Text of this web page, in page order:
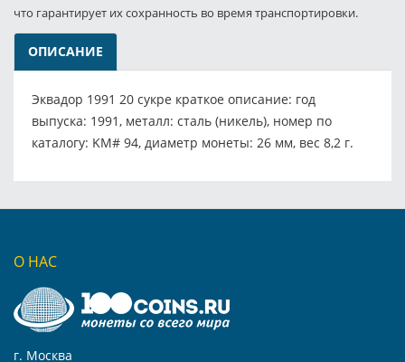
что гарантирует их сохранность во время транспортировки.
ОПИСАНИЕ
Эквадор 1991 20 сукре краткое описание: год
выпуска: 1991, металл: сталь (никель), номер по
каталогу: KM# 94, диаметр монеты: 26 мм, вес 8,2 г.
О НАС
г. Москва